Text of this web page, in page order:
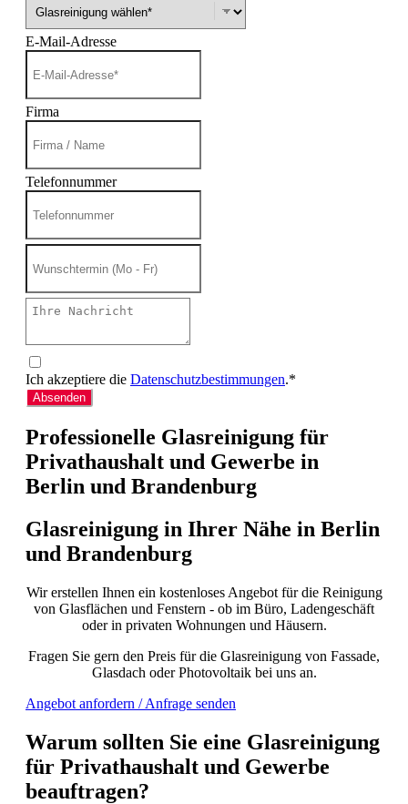
E-Mail-Adresse
Firma
Telefonnummer
Ich akzeptiere die Datenschutzbestimmungen.*
Absenden
Professionelle Glasreinigung für
Privathaushalt und Gewerbe in
Berlin und Brandenburg
Glasreinigung in Ihrer Nähe in Berlin
und Brandenburg
Wir erstellen Ihnen ein kostenloses Angebot für die Reinigung
von Glasflächen und Fenstern - ob im Büro, Ladengeschäft
oder in privaten Wohnungen und Häusern.
Fragen Sie gern den Preis für die Glasreinigung von Fassade,
Glasdach oder Photovoltaik bei uns an.
Angebot anfordern / Anfrage senden
Warum sollten Sie eine Glasreinigung
für Privathaushalt und Gewerbe
beauftragen?